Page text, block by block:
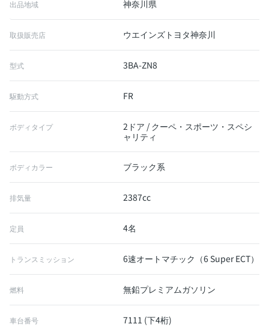
出品地域 神奈川県
取扱販売店 ウエインズトヨタ神奈川
型式 3BA-ZN8
駆動方式 FR
ボディタイプ
2ドア / クーペ・スポーツ・スペシ
ャリティ
ボディカラー ブラック系
排気量 2387cc
定員 4名
トランスミッション 6速オートマチック（6 Super ECT）
燃料 無鉛プレミアムガソリン
車台番号 7111 (下4桁)